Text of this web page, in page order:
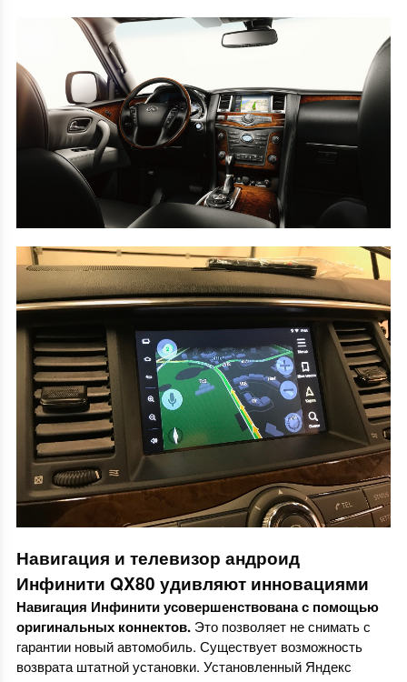
Навигация и телевизор андроид
Инфинити QX80 удивляют инновациями
Навигация Инфинитиусовершенствована с помощью
оригинальных коннектов.Это позволяет не снимать с
гарантии новый автомобиль. Существует возможность
возврата штатной установки. Установленный Яндекс